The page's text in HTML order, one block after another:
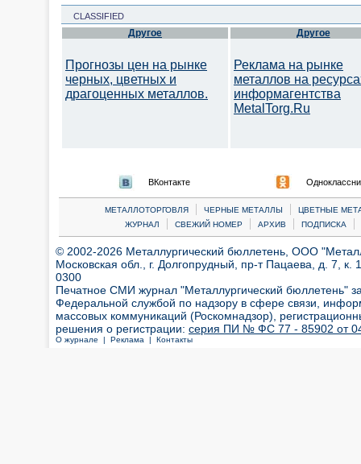
CLASSIFIED
Другое
Прогнозы цен на рынке
черных, цветных и
драгоценных металлов.
Другое
Реклама на рынке
металлов на
информагентства
MetalTorg.Ru
ВКонтакте
МЕТАЛЛОТОРГОВЛЯ | ЧЕРНЫЕ МЕТАЛЛЫ |
ЦВЕТНЫЕ
ЖУРНАЛ
| СВЕЖИЙ НОМЕР | АРХИВ | ПОДПИСКА |
© 2002-2026 Металлургический бюллетень, ООО
Московская обл., г. Долгопрудный, пр-т Пацаева, д. 7,
0300
Печатное СМИ журнал "Металлургический бюллетень"
Федеральной службой по надзору в сфере связи,
массовых коммуникаций (Роскомнадзор),
решения о регистрации: серия ПИ № ФС 77 - 85902 от 04
О журнале | Реклама | Контакты